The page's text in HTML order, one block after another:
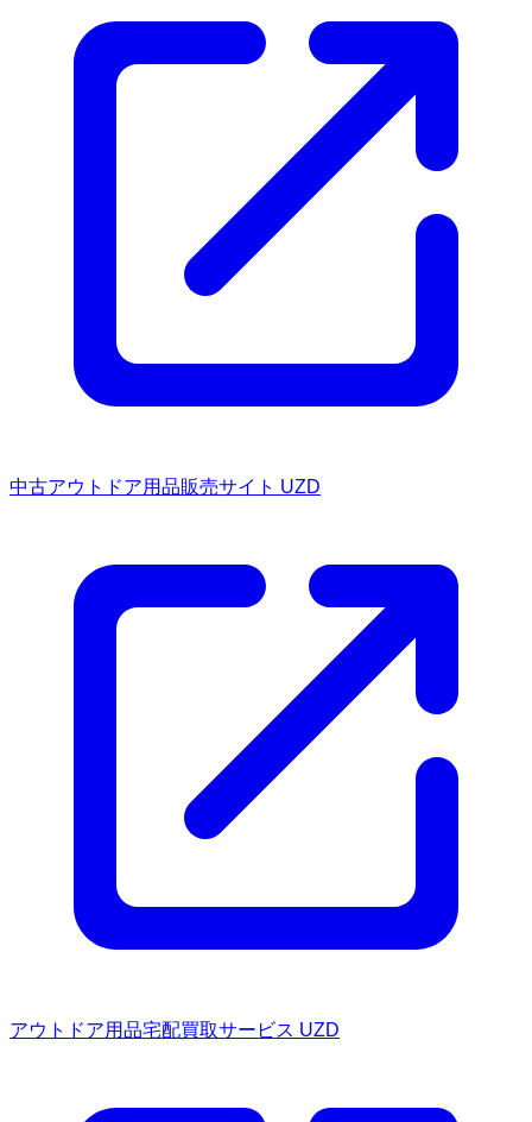
中古アウトドア用品販売サイト UZD
アウトドア用品宅配買取サービス UZD